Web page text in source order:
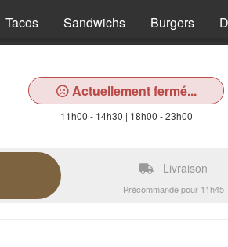
Tacos Sandwichs Burgers
Actuellement fermé...
11h00 - 14h30 | 18h00 - 23h00
Livraison
Précommande pour 11h45